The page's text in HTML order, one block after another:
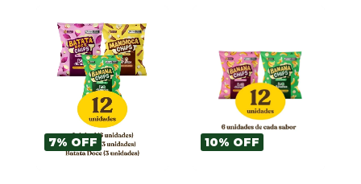
7% OFF 10% OFF